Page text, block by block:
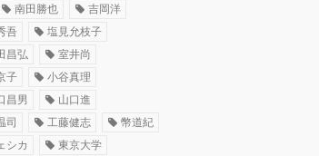
南田勝也
吉岡洋
吾
塩見允枝子
昌弘
室井尚
子
小谷真理
昌男
山口進
司 工藤健志
幣道紀
シカ
東京大学